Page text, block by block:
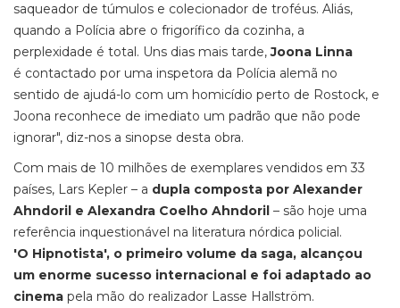
saqueador de túmulos e colecionador de troféus. Aliás,
quando a Polícia abre o frigorífico da cozinha, a
perplexidade é total. Uns dias mais tarde,Joona Linna
é contactado por uma inspetora da Polícia alemã no
sentido de ajudá-lo com um homicídio perto de Rostock, e
Joona reconhece de imediato um padrão que não pode
ignorar", diz-nos a sinopse desta obra.
Com mais de 10 milhões de exemplares vendidos em 33
países, Lars Kepler – a dupla composta por Alexander
Ahndoril e Alexandra Coelho Ahndoril – são hoje uma
referência inquestionável na literatura nórdica policial.
'O Hipnotista', o primeiro volume da saga, alcançou
um enorme sucesso internacional e foi adaptado ao
cinema pela mão do realizador Lasse Hallström.